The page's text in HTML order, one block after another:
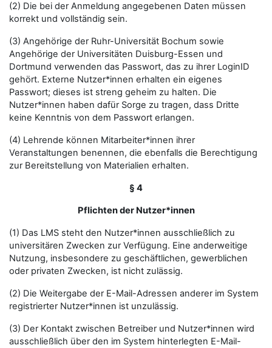
(2) Die bei der Anmeldung angegebenen Daten müssen
korrekt und vollständig sein.
(3) Angehörige der Ruhr-Universität Bochum sowie
Angehörige der Universitäten Duisburg-Essen und
Dortmund verwenden das Passwort, das zu ihrer LoginID
gehört. Externe Nutzer*innen erhalten ein eigenes
Passwort; dieses ist streng geheim zu halten. Die
Nutzer*innen haben dafür Sorge zu tragen, dass Dritte
keine Kenntnis von dem Passwort erlangen.
(4) Lehrende können Mitarbeiter*innen ihrer
Veranstaltungen benennen, die ebenfalls die Berechtigung
zur Bereitstellung von Materialien erhalten.
§ 4
Pflichten der Nutzer*innen
(1) Das LMS steht den Nutzer*innen ausschließlich zu
universitären Zwecken zur Verfügung. Eine anderweitige
Nutzung, insbesondere zu geschäftlichen, gewerblichen
oder privaten Zwecken, ist nicht zulässig.
(2) Die Weitergabe der E-Mail-Adressen anderer im System
registrierter Nutzer*innen ist unzulässig.
(3) Der Kontakt zwischen Betreiber und Nutzer*innen wird
ausschließlich über den im System hinterlegten E-Mail-